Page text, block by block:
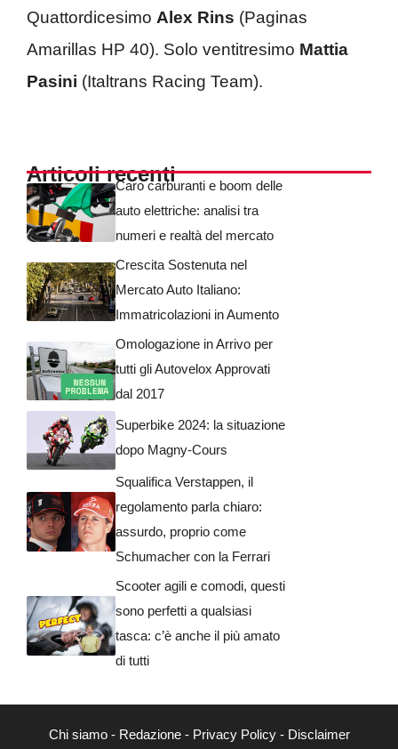
Quattordicesimo Alex Rins (Paginas
Amarillas HP 40). Solo ventitresimo Mattia
Pasini (Italtrans Racing Team).
Articoli recentiCaro carburanti e boom delle
auto elettriche: analisi tra
numeri e realtà del mercato
Crescita Sostenuta nel
Mercato Auto Italiano:
Immatricolazioni in Aumento
Omologazione in Arrivo per
tutti gli Autovelox Approvati
dal 2017
Superbike 2024: la situazione
dopo Magny-Cours
Squalifica Verstappen, il
regolamento parla chiaro:
assurdo, proprio come
Schumacher con la Ferrari
Scooter agili e comodi, questi
sono perfetti a qualsiasi
tasca: c’è anche il più amato
di tutti
Chi siamo- Redazione- Privacy Policy- Disclaimer